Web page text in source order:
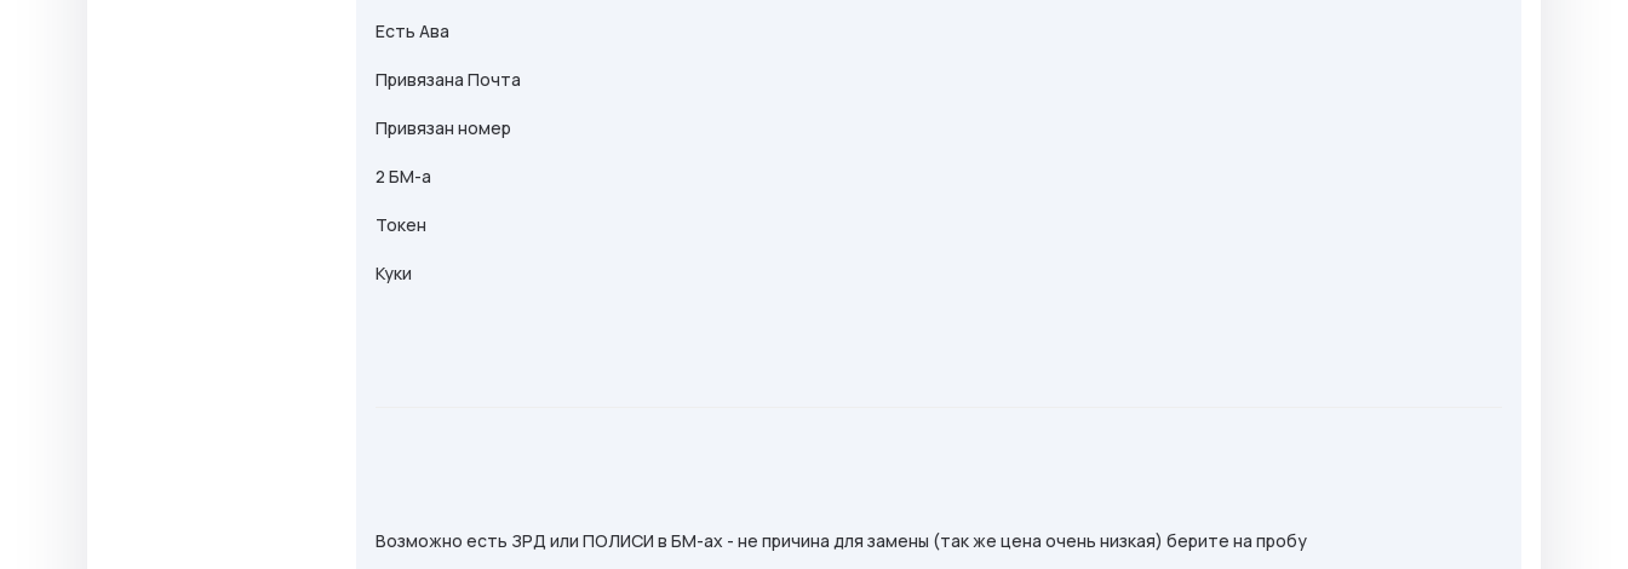
Есть Ава
Привязана Почта
Привязан номер
2 БМ-а
Токен
Куки
Возможно есть ЗРД или ПОЛИСИ в БМ-ах - не причина для замены (так же цена очень низкая) берите на пробу